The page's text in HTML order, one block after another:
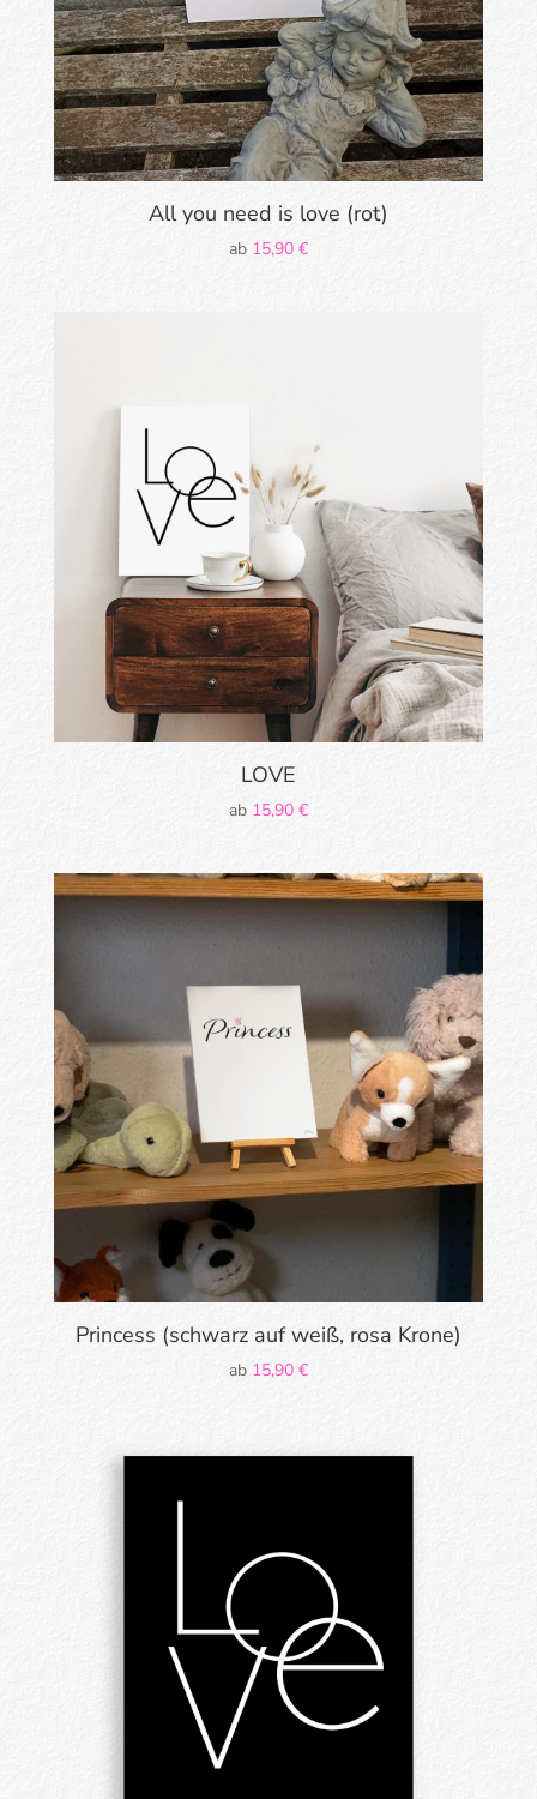
All you need is love (rot)
ab 15,90 €
LOVE
ab 15,90 €
Princess (schwarz auf weiß, rosa Krone)
ab 15,90 €